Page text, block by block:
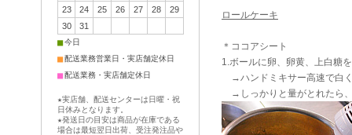
ロールケーキ
＊ココアシート
1.ボールに卵、卵黄、上白糖
→ハンドミキサー高速で白
→しっかりと量がとれたら、
23
24 25 26 27 28
29
30
31
■今日
■配送業務営業日・実店舗定休日
■配送業務・実店舗定休日
★実店舗、配送センターは日曜・祝
日休みとなります。
★発送日の目安は商品が在庫である
場合は最短翌日出荷、受注発注品や